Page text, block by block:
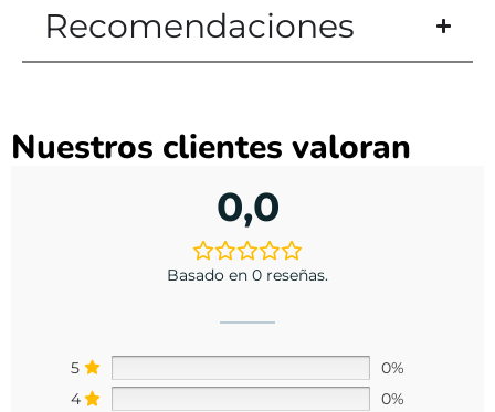
Recomendaciones
Nuestros clientes valoran
0,0
Basado en 0 reseñas.
5
0%
4
0%